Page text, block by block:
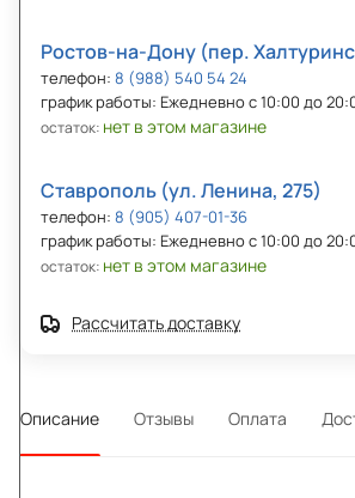
Ростов-на-Дону (пер.
телефон: 8 (988) 540 54 24
график работы: Ежедневно с 10:00 до
остаток: нет в этом магазине
Ставрополь (ул. Ленина, 275)
телефон: 8 (905) 407-01-36
график работы: Ежедневно с 10:00 до
остаток: нет в этом магазине
Рассчитать доставку
Описание Отзывы Оплата